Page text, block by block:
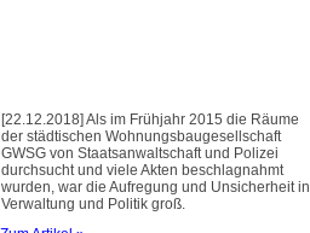
[22.12.2018] Als im Frühjahr 2015 die Räume
der städtischen Wohnungsbau­gesell­schaft
GWSG von Staatsanwalt­schaft und Polizei
durchsucht und viele Akten beschlagnahmt
wurden, war die Aufregung und Unsicherheit in
Verwaltung und Politik groß.